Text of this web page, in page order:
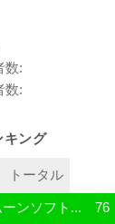
数:
数:
キング
トータル
ンソフト... 76